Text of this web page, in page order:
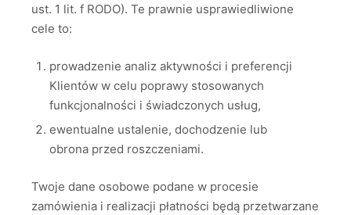
ust. 1 lit. f RODO). Te prawnie usprawiedliwione
cele to:
prowadzenie analiz aktywności i preferencji
Klientów w celu poprawy stosowanych
funkcjonalności i świadczonych usług,
ewentualne ustalenie, dochodzenie lub
obrona przed roszczeniami.
Twoje dane osobowe podane w procesie
zamówienia i realizacji płatności będą przetwarzane